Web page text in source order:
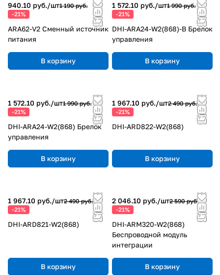
940.10 руб./шт1 190 руб.
-21%
ARA62-V2 Сменный источник
питания
В корзину
1 572.10 руб./шт1 990 руб.
-21%
DHI-ARA24-W2(868)-B Брелок
управления
В корзину
1 572.10 руб./шт1 990 руб.
-21%
DHI-ARA24-W2(868) Брелок
управления
В корзину
1 967.10 руб./шт2 490 руб.
-21%
DHI-ARD822-W2(868)
В корзину
1 967.10 руб./шт2 490 руб.
-21%
DHI-ARD821-W2(868)
В корзину
2 046.10 руб./шт2 590 руб.
-21%
DHI-ARM320-W2(868)
Беспроводной модуль
интеграции
В корзину